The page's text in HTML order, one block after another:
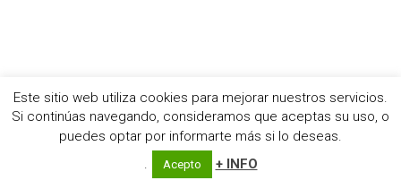
Este sitio web utiliza cookies para mejorar nuestros servicios.
Si continúas navegando, consideramos que aceptas su uso, o
puedes optar por informarte más si lo deseas.
.
Acepto + INFO